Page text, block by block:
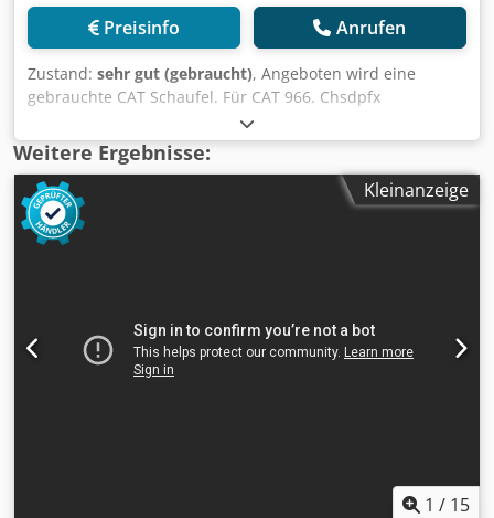
Preisinfo Anrufen
Zustand: sehr gut (gebraucht), Angeboten wird eine
gebrauchte CAT Schaufel. Für CAT 966. Chsdpfx
Aeuhznnobioa 4,1 m³. Neue Schneide.
Weitere Ergebnisse:
Kleinanzeige
1 / 15